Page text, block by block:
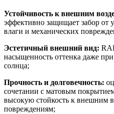
Устойчивость к внешним
эффективно защищает забор от
влаги и механических
Эстетичный внешний вид:
насыщенность оттенка даже
солнца;
Прочность и долговечность:
сочетании с матовым
высокую стойкость к внешним
повреждениям;